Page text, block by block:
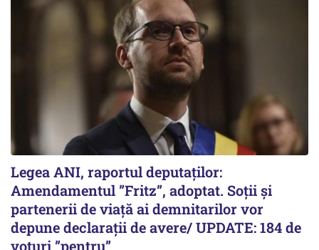
Legea ANI, raportul deputaților:
Amendamentul ”Fritz”, adoptat. Soții și
partenerii de viață ai demnitarilor vor
depune declarații de avere/ UPDATE: 184 de
voturi ”pentru”